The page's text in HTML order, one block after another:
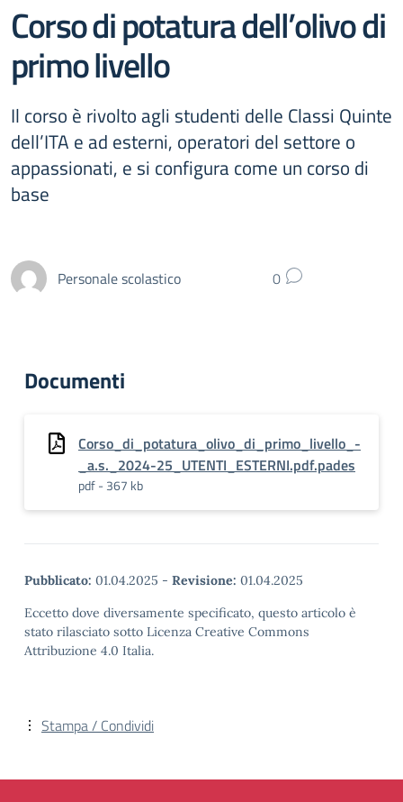
Corso di potatura dell’olivo di
primo livello
Il corso è rivolto agli studenti delle Classi Quinte
dell’ITA e ad esterni, operatori del settore o
appassionati, e si configura come un corso di
base
Personale scolastico 0
Documenti
Corso_di_potatura_olivo_di_primo_livello_-
_a.s._2024-25_UTENTI_ESTERNI.pdf.pades
pdf - 367 kb
Pubblicato: 01.04.2025 - Revisione: 01.04.2025
Eccetto dove diversamente specificato, questo articolo è
stato rilasciato sotto Licenza Creative Commons
Attribuzione 4.0 Italia.
Stampa / Condividi